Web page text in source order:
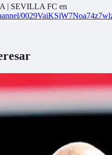
| SEVILLA FC en